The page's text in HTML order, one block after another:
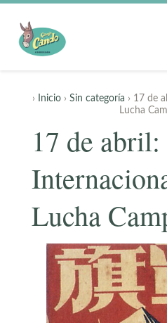
› Inicio ›Sin categoría › 17 de
Lucha
17 de
Lucha